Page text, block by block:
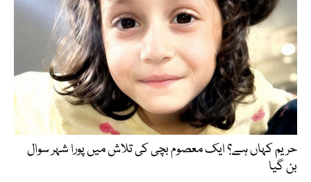
حریم کہاں ہے؟ ایک معصوم بچی کی تلاش میں پورا شہر سوال
بن گیا